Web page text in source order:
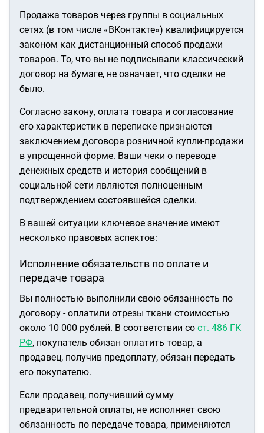
Продажа товаров через группы в социальных
сетях (в том числе «ВКонтакте») квалифицируется
законом как дистанционный способ продажи
товаров. То, что вы не подписывали классический
договор на бумаге, не означает, что сделки не
было.
Согласно закону, оплата товара и согласование
его характеристик в переписке признаются
заключением договора розничной купли-продажи
в упрощенной форме. Ваши чеки о переводе
денежных средств и история сообщений в
социальной сети являются полноценным
подтверждением состоявшейся сделки.
В вашей ситуации ключевое значение имеют
несколько правовых аспектов:
Исполнение обязательств по оплате и
передаче товара
Вы полностью выполнили свою обязанность по
договору - оплатили отрезы ткани стоимостью
около 10 000 рублей. В соответствии со ст. 486 ГК
РФ, покупатель обязан оплатить товар, а
продавец, получив предоплату, обязан передать
его покупателю.
Если продавец, получивший сумму
предварительной оплаты, не исполняет свою
обязанность по передаче товара, применяются